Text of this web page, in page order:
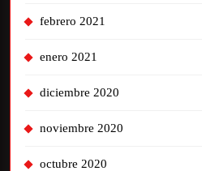
febrero 2021
enero 2021
diciembre 2020
noviembre 2020
octubre 2020